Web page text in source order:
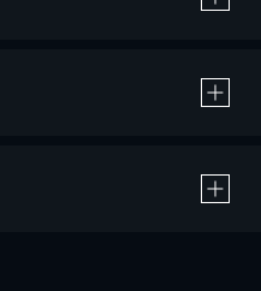
決済による作品の購入 / レンタルです。
ンタルは、20％のポイント還元です。